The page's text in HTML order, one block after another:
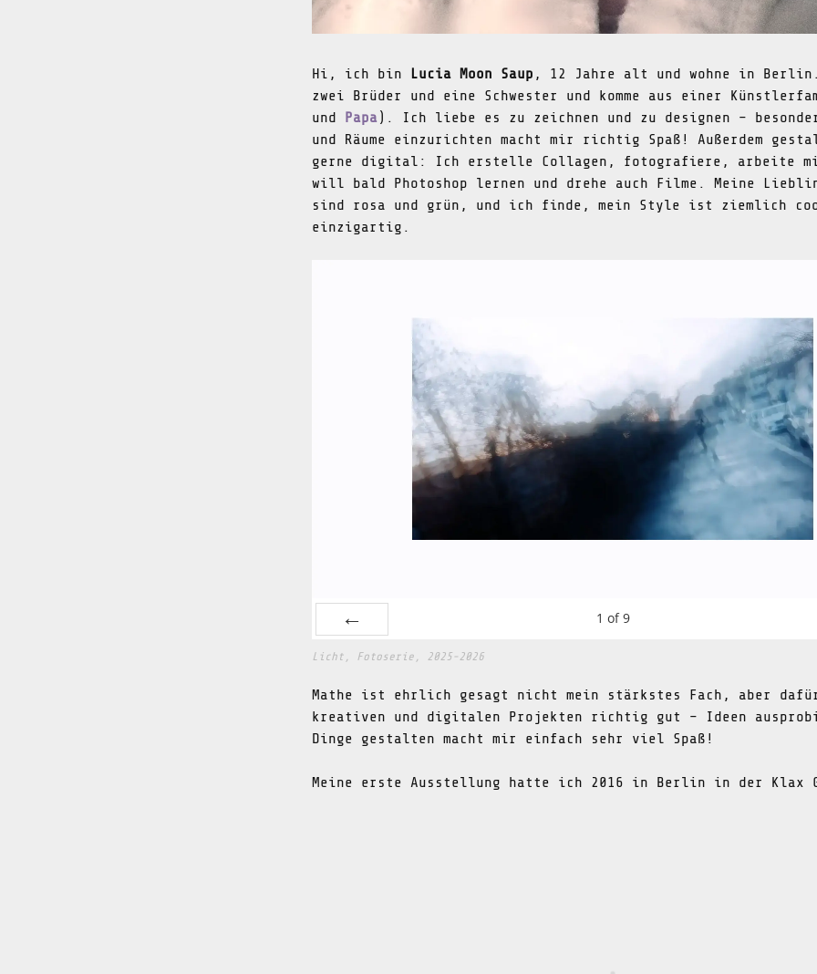
Hi, ich bin Lucia Moon Saup , 12 Jahre alt und wohne in
zwei Brüder und eine Schwester und komme aus einer
und Papa). Ich liebe es zu zeichnen und zu designen –
und Räume einzurichten macht mir richtig Spaß! Außerdem
gerne digital: Ich erstelle Collagen, fotografiere, arbeite
will bald Photoshop lernen und drehe auch Filme. Meine
sind rosa und grün, und ich finde, mein Style ist ziemlich
einzigartig.
PREV
1 of 9
Licht, Fotoserie, 2025-2026
Mathe ist ehrlich gesagt nicht mein stärkstes Fach, aber
kreativen und digitalen Projekten richtig gut – Ideen
Dinge gestalten macht mir einfach sehr viel Spaß!
Meine erste Ausstellung hatte ich 2016 in Berlin in der Klax